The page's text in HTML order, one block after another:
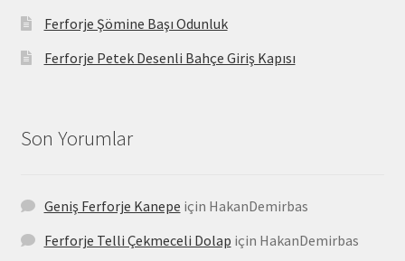
Ferforje Şömine Başı Odunluk
Ferforje Petek Desenli Bahçe Giriş Kapısı
Son Yorumlar
Geniş Ferforje Kanepe için HakanDemirbas
Ferforje Telli Çekmeceli Dolap için HakanDemirbas